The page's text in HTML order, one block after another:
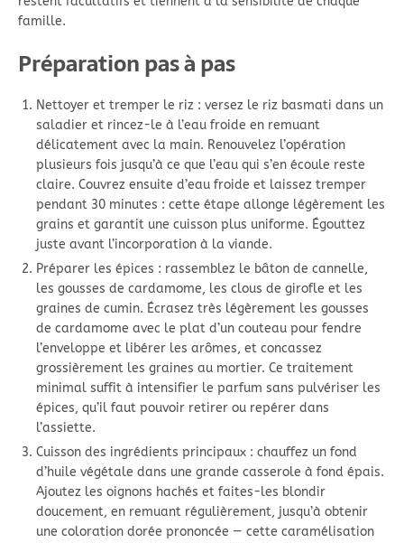
famille.
Préparation pas à pas
Nettoyer et tremper le riz : versez le riz basmati dans un
saladier et rincez-le à l’eau froide en remuant
délicatement avec la main. Renouvelez l’opération
plusieurs fois jusqu’à ce que l’eau qui s’en écoule reste
claire. Couvrez ensuite d’eau froide et laissez tremper
pendant 30 minutes : cette étape allonge légèrement les
grains et garantit une cuisson plus uniforme. Égouttez
juste avant l’incorporation à la viande.
Préparer les épices : rassemblez le bâton de cannelle,
les gousses de cardamome, les clous de girofle et les
graines de cumin. Écrasez très légèrement les gousses
de cardamome avec le plat d’un couteau pour fendre
l’enveloppe et libérer les arômes, et concassez
grossièrement les graines au mortier. Ce traitement
minimal suffit à intensifier le parfum sans pulvériser les
épices, qu’il faut pouvoir retirer ou repérer dans
l’assiette.
Cuisson des ingrédients principaux : chauffez un fond
d’huile végétale dans une grande casserole à fond épais.
Ajoutez les oignons hachés et faites-les blondir
doucement, en remuant régulièrement, jusqu’à obtenir
une coloration dorée prononcée — cette caramélisation